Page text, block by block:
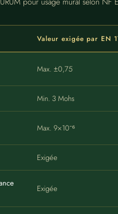
Valeur exigée par EN
Max. ±0,75
Min. 3 Mohs
Max. 9×10⁻⁶
Exigée
Exigée